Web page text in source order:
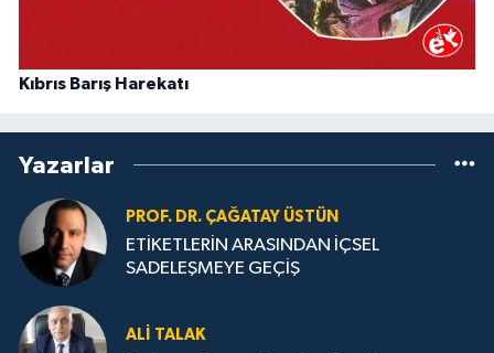
Kıbrıs Barış Harekatı
Yazarlar
PROF. DR. ÇAĞATAY ÜSTÜN
ETİKETLERİN ARASINDAN İÇSEL
SADELEŞMEYE GEÇİŞ
ALI TALAK